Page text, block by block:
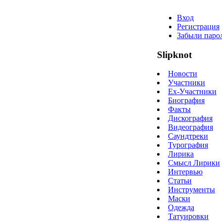
Вход
Регистрация
Забыли
Slipknot
Новости
Участники
Ex-Участники
Биография
Факты
Дискография
Видеография
Саундтреки
Турография
Лирика
Смысл Лирики
Интервью
Статьи
Инструменты
Маски
Одежда
Татуировки